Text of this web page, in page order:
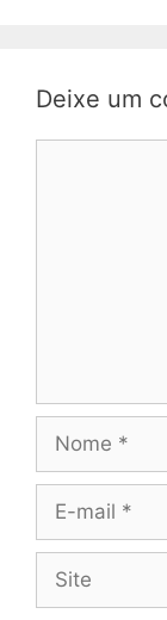
Deixe um